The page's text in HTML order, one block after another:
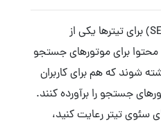
سئو (SEO) برای تیترها سئو (SEO) برای تیترها یکی از
برای موتورهای جستجو
شوند که هم برای کاربران
جستجو را برآورده کنند.
سئوی تیتر رعایت کنید،